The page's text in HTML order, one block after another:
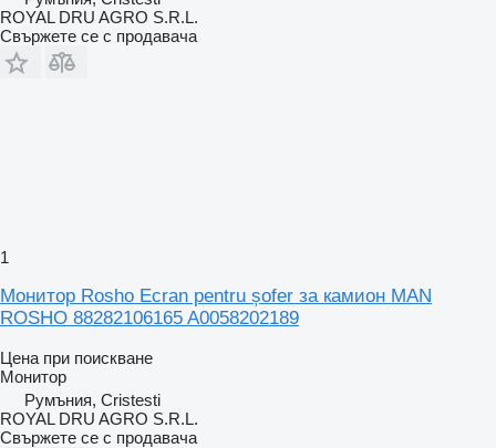
ROYAL DRU AGRO S.R.L.
Свържете се с продавача
1
Монитор Rosho Ecran pentru șofer за камион MAN
ROSHO 88282106165 A0058202189
Цена при поискване
Монитор
Румъния, Cristesti
ROYAL DRU AGRO S.R.L.
Свържете се с продавача